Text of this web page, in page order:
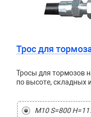
Трос для
Тросы для тормозов
по высоте, складных
М10 S=800